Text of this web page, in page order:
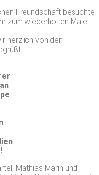
Freundschaft besuchte
zum wiederholten Male
herzlich von den
Mathias Marin und